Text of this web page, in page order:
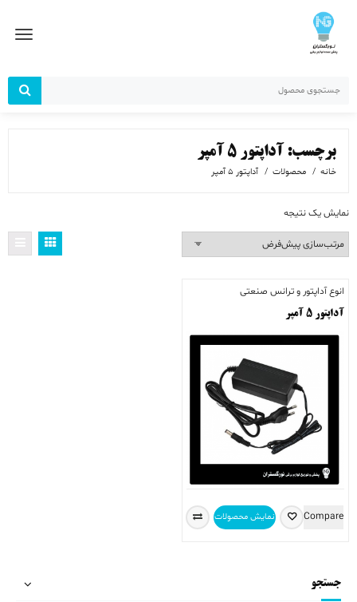
جستجو
برچسب: آداپتور 5 آمپر
خانه محصولات آداپتور 5 آمپر
نمایش یک نتیجه
انوع آداپتور و ترانس صنعتی
آداپتور ۵ آمپر
نمایش محصولات Compare